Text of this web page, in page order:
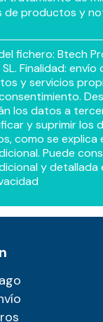
de productos y
fichero: Btech
Finalidad:
y servicios
los datos a
y suprimir los
como se explica
Puede
y detallada